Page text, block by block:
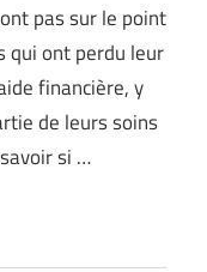
pas sur le point
qui ont perdu leur
financière, y
de leurs soins
si …